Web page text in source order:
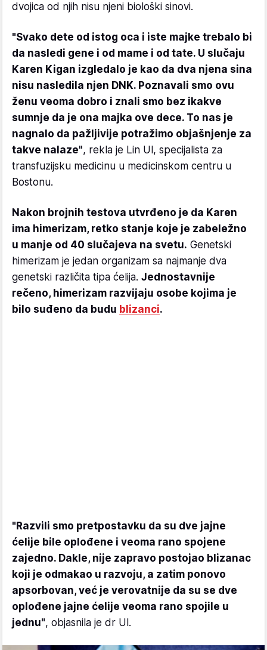
dvojica od njih nisu njeni biološki sinovi.
"Svako dete od istog oca i iste majke trebalo bi
da nasledi gene i od mame i od tate. U slučaju
Karen Kigan izgledalo je kao da dva njena sina
nisu nasledila njen DNK. Poznavali smo ovu
ženu veoma dobro i znali smo bez ikakve
sumnje da je ona majka ove dece. To nas je
nagnalo da pažljivije potražimo objašnjenje za
takve nalaze", rekla je Lin Ul, specijalista za
transfuzijsku medicinu u medicinskom centru u
Bostonu.
Nakon brojnih testova utvrđeno je da Karen
ima himerizam, retko stanje koje je zabeležno
u manje od 40 slučajeva na svetu. Genetski
himerizam je jedan organizam sa najmanje dva
genetski različita tipa ćelija. Jednostavnije
rečeno, himerizam razvijaju osobe kojima je
bilo suđeno da budu blizanci.
"Razvili smo pretpostavku da su dve jajne
ćelije bile oplođene i veoma rano spojene
zajedno. Dakle, nije zapravo postojao blizanac
koji je odmakao u razvoju, a zatim ponovo
apsorbovan, već je verovatnije da su se dve
oplođene jajne ćelije veoma rano spojile u
jednu", objasnila je dr Ul.